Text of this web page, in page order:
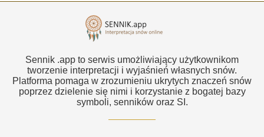
Sennik .app to serwis umożliwiający użytkownikom
tworzenie interpretacji i wyjaśnień własnych snów.
Platforma pomaga w zrozumieniu ukrytych znaczeń snów
poprzez dzielenie się nimi i korzystanie z bogatej bazy
symboli, senników oraz SI.